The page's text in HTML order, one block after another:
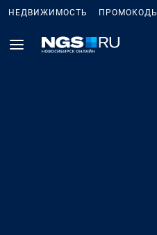
НЕДВИЖИМОСТЬ ПРОМОКОДЫ